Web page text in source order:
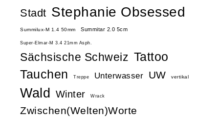
Stadt Stephanie Obsessed
Summilux-M 1.4 50mm Summitar 2.0 5cm
Super-Elmar-M 3.4 21mm Asph.
Sächsische Schweiz Tattoo
Tauchen
Treppe Unterwasser UW vertikal
Wald Winter Wrack
Zwischen(Welten)Worte